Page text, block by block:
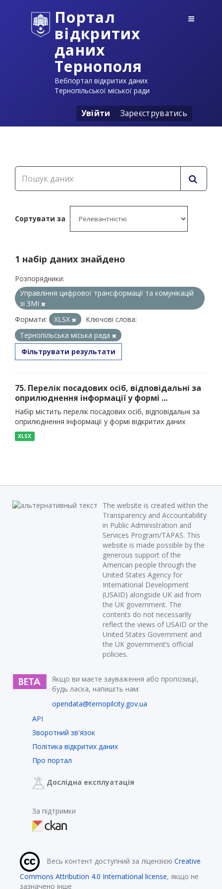
Портал
відкритих
даних
Тернополя
Вебпортал відкритих даних
Тернопільської міської ради
Увійти Зареєструватись
Сортувати за
1 набір даних знайдено
Розпорядники:
Управління цифрової трансформації та комунікацій
зі ЗМІ
Формати:
XLSX
Ключові слова:
Тернопільська міська рада
Фільтрувати результати
75. Перелік посадових осіб, відповідальні за
оприлюднення інформації у формі ...
Набір містить перелік посадових осіб, відповідальні за
оприлюднення інформації у формі відкритих даних
XLSX
The website is created within the
Transparency and Accountability
in Public Administration and
Services Program/TAPAS. This
website is made possible by the
generous support of the
American people through the
United States Agency for
International Development
(USAID) alongside UK aid from
the UK government. The
contents do not necessarily
reflect the views of USAID or the
United States Government and
the UK government’s official
policies.
Якщо ви маєте зауваження або пропозиції,
будь ласка, напишіть нам:
opendata@ternopilcity.gov.ua
API
Зворотний зв'язок
Політика відкритих даних
Про портал
Дослідна експлуатація
За підтримки
Весь контент доступний за ліцензією Creative
Commons Attribution 4.0 International license, якщо не
зазначено інше